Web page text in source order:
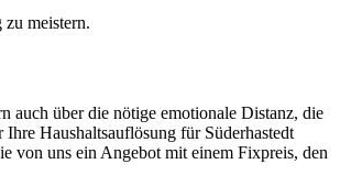
meistern.
auch über die nötige emotionale Distanz, die
Haushaltsauflösung für Süderhastedt
von uns ein Angebot mit einem Fixpreis, den